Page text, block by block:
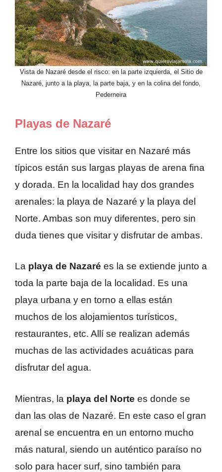
Vista de Nazaré desde el risco: en la parte izquierda, el Sitio de
Nazaré, junto a la playa, la parte baja, y en la colina del fondo,
Pederneira
Playas de Nazaré
Entre los sitios que visitar en Nazaré más
típicos están sus largas playas de arena fina
y dorada. En la localidad hay dos grandes
arenales: la playa de Nazaré y la playa del
Norte. Ambas son muy diferentes, pero sin
duda tienes que visitar y disfrutar de ambas.
La playa de Nazaré es la se extiende junto a
toda la parte baja de la localidad. Es una
playa urbana y en torno a ellas están
muchos de los alojamientos turísticos,
restaurantes, etc. Allí se realizan además
muchas de las actividades acuáticas para
disfrutar del agua.
Mientras, la playa del Norte es donde se
dan las olas de Nazaré. En este caso el gran
arenal se encuentra en un entorno mucho
más natural, siendo un auténtico paraíso no
solo para hacer surf, sino también para